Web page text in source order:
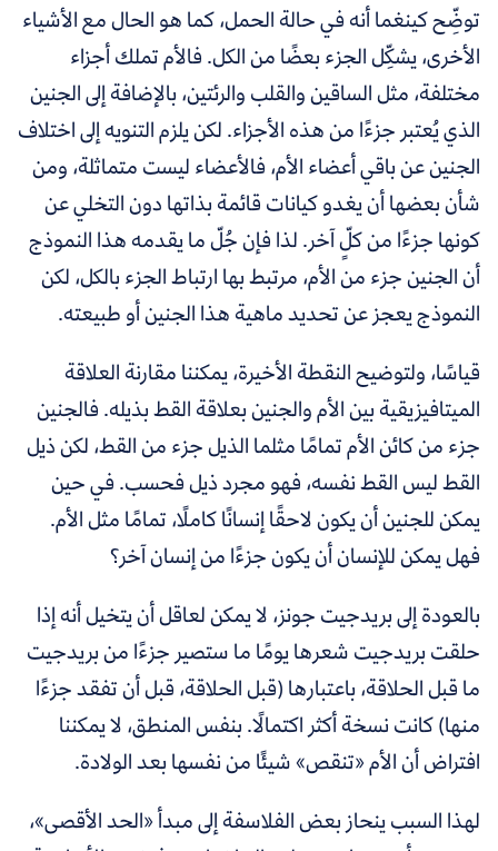
توضِّح كينغما أنه في حالة الحمل، كما هو الحال مع الأشياء
الأخرى، يشكِّل الجزء بعضًا من الكل. فالأم تملك أجزاء
مختلفة، مثل الساقين والقلب والرئتين، بالإضافة إلى الجنين
الذي يُعتبر جزءًا من هذه الأجزاء. لكن يلزم التنويه إلى اختلاف
الجنين عن باقي أعضاء الأم، فالأعضاء ليست متماثلة، ومن
شأن بعضها أن يغدو كيانات قائمة بذاتها دون التخلي عن
كونها جزءًا من كلٍّ آخر. لذا فإن جُلّ ما يقدمه هذا النموذج
أن الجنين جزء من الأم، مرتبط بها ارتباط الجزء بالكل، لكن
النموذج يعجز عن تحديد ماهية هذا الجنين أو طبيعته.
قياسًا، ولتوضيح النقطة الأخيرة، يمكننا مقارنة العلاقة
الميتافيزيقية بين الأم والجنين بعلاقة القط بذيله. فالجنين
جزء من كائن الأم تمامًا مثلما الذيل جزء من القط، لكن ذيل
القط ليس القط نفسه، فهو مجرد ذيل فحسب. في حين
يمكن للجنين أن يكون لاحقًا إنسانًا كاملًا، تمامًا مثل الأم.
فهل يمكن للإنسان أن يكون جزءًا من إنسان آخر؟
بالعودة إلى بريدجيت جونز، لا يمكن لعاقل أن يتخيل أنه إذا
حلقت بريدجيت شعرها يومًا ما ستصير جزءًا من بريدجيت
ما قبل الحلاقة، باعتبارها (قبل الحلاقة، قبل أن تفقد جزءًا
منها) كانت نسخة أكثر اكتمالًا. بنفس المنطق، لا يمكننا
افتراض أن الأم «تنقص» شيئًا من نفسها بعد الولادة.
لهذا السبب ينحاز بعض الفلاسفة إلى مبدأ «الحد الأقصى»،